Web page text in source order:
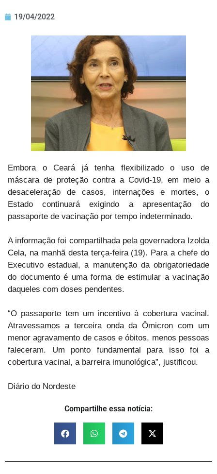
19/04/2022
Embora o Ceará já tenha flexibilizado o uso de
máscara de proteção contra a Covid-19, em meio a
desaceleração de casos, internações e mortes, o
Estado continuará exigindo a apresentação do
passaporte de vacinação por tempo indeterminado.
A informação foi compartilhada pela governadora Izolda
Cela, na manhã desta terça-feira (19). Para a chefe do
Executivo estadual, a manutenção da obrigatoriedade
do documento é uma forma de estimular a vacinação
daqueles com doses pendentes.
“O passaporte tem um incentivo à cobertura vacinal.
Atravessamos a terceira onda da Ômicron com um
menor agravamento de casos e óbitos, menos pessoas
faleceram. Um ponto fundamental para isso foi a
cobertura vacinal, a barreira imunológica”, justificou.
Diário do Nordeste
Compartilhe essa notícia: